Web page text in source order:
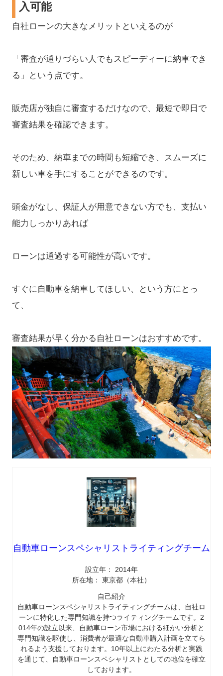
入可能
自社ローンの大きなメリットといえるのが
「審査が通りづらい人でもスピーディーに納車でき
る」という点です。
販売店が独自に審査するだけなので、最短で即日で
審査結果を確認できます。
そのため、納車までの時間も短縮でき、スムーズに
新しい車を手にすることができるのです。
頭金がなし、保証人が用意できない方でも、支払い
能力しっかりあれば
ローンは通過する可能性が高いです。
すぐに自動車を納車してほしい、という方にとっ
て、
審査結果が早く分かる自社ローンはおすすめです。
自動車ローンスペシャリストライティングチーム
設立年： 2014年
所在地： 東京都（本社）
自己紹介
自動車ローンスペシャリストライティングチームは、自社ロ
ーンに特化した専門知識を持つライティングチームです。2
014年の設立以来、自動車ローン市場における細かい分析と
専門知識を駆使し、消費者が最適な自動車購入計画を立てら
れるよう支援しております。10年以上にわたる分析と実践
を通じて、自動車ローンスペシャリストとしての地位を確立
しております。